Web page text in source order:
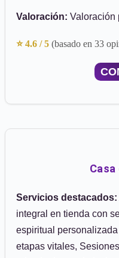
Valoración: Valoración
⭐ 4.6 / 5 (basado en 33
Servicios destacados:
integral en tienda con
espiritual
etapas vitales,